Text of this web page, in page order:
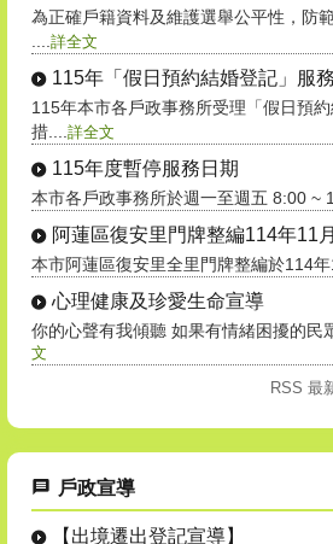
為正確戶籍資料及維護選舉公平性，防
....詳全文
115年「假日預約結婚登記」服
115年本市各戶政事務所受理「假日預
措....詳全文
115年度暫停服務日期
本市各戶政事務所於週一至週五 8:00 ~
阿蓮區復安里門牌整編114年11
本市阿蓮區復安里全里門牌整編於114
心理健康及珍愛生命宣導
你的心聲有我傾聽 如果有情緒困擾的民
文
RSS 最
戶政宣導
【出境遷出登記宣導】